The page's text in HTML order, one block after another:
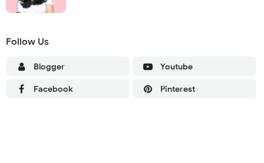
Follow Us
Blogger Youtube
Facebook Pinterest